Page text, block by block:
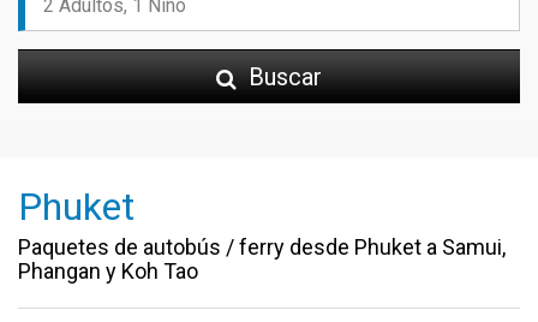
Buscar
Phuket
Paquetes de autobús / ferry desde Phuket a Samui,
Phangan y Koh Tao